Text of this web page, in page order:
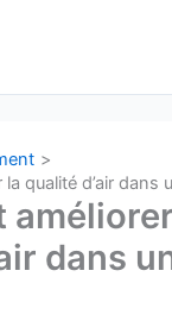
qualité d’air dans
dans